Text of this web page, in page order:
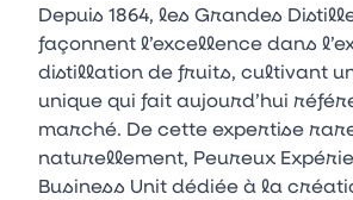
Depuis 1864, les Grandes
façonnent l’excellence dans
distillation de fruits, cultivant
unique qui fait aujourd’hui
marché. De cette expertise
naturellement, Peureux
Business Unit dédiée à la